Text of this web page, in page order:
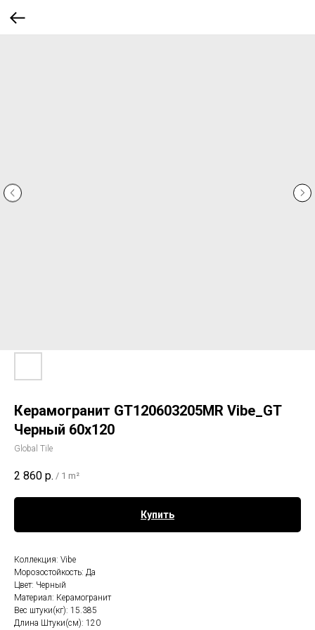
Керамогранит GT120603205MR Vibe_GT
Черный 60х120
Global Tile
2 860 р. / 1 m²
Купить
Коллекция: Vibe
Морозостойкость: Да
Цвет: Черный
Материал: Керамогранит
Вес штуки(кг): 15.385
Длина Штуки(см): 120